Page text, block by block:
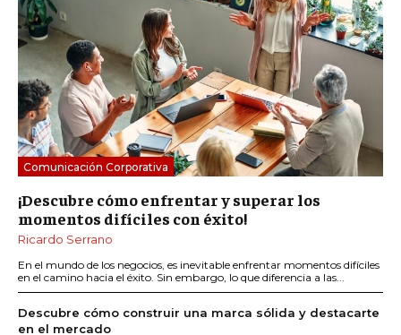
Comunicación Corporativa
¡Descubre cómo enfrentar y superar los
momentos difíciles con éxito!
Ricardo Serrano
En el mundo de los negocios, es inevitable enfrentar momentos difíciles
en el camino hacia el éxito. Sin embargo, lo que diferencia a las...
Descubre cómo construir una marca sólida y destacarte
en el mercado